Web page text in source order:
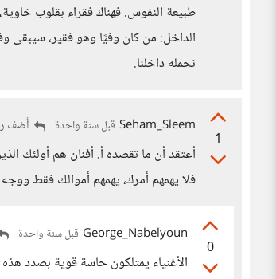
طبيعة النفوس. فهناك فقراء بقلوب
الداخل: من كان وفيًا وهو فقير، سيبقى
نحمله داخلنا.
1
Seham_Sleem قبل سنة واحدة أضف
أعتقد أن ما تقصده أ. أفنان هم أولئك
فلا يهمهم أمرك، يهمهم أموالك فقط ووجه
0
George_Nabelyoun قبل سنة واحدة
الأغنياء يمتلكون حاسة قوية بصدد